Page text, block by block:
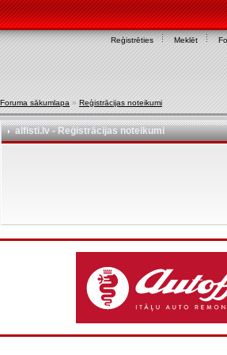
Reģistrēties Meklēt
Foruma sākumlapa » Reģistrācijas noteikumi
alfisti.lv - Reģistrācijas noteikumi